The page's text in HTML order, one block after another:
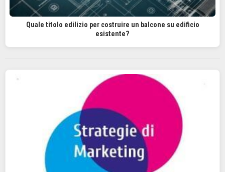
Quale titolo edilizio per costruire un balcone su edificio
esistente?